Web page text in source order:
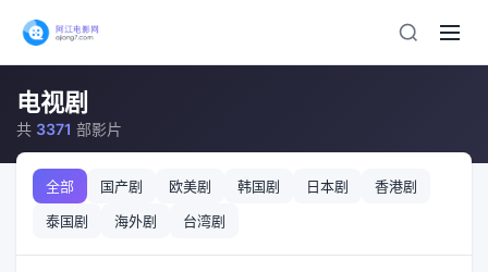
电视剧
共 3371 部影片
全部 国产剧 欧美剧 韩国剧 日本剧
香港剧
泰国剧
海外剧 台湾剧